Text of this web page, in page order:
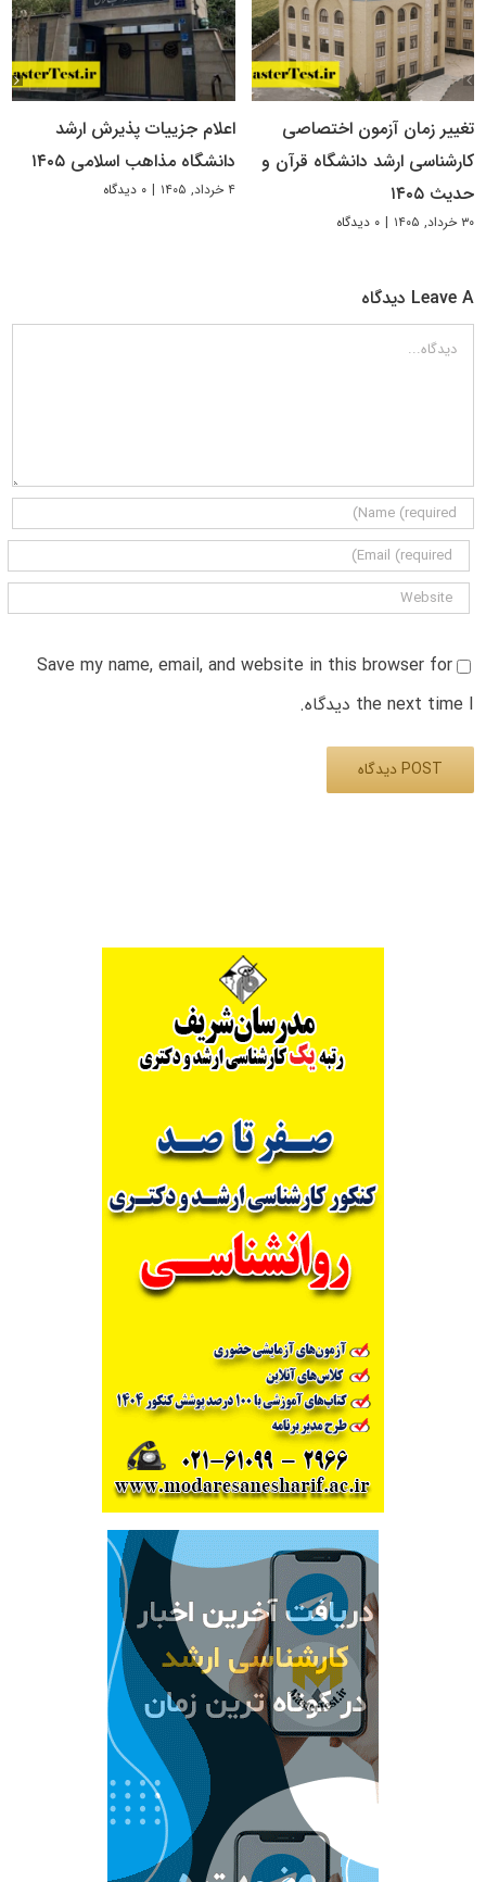
تغییر زمان آزمون اختصاصی
کارشناسی ارشد دانشگاه قرآن و
حدیث ۱۴۰۵
۳۰ خرداد, ۱۴۰۵ | ۰ دیدگاه
اعلام جزییات پذیرش ارشد
دانشگاه مذاهب اسلامی ۱۴۰۵
۴ خرداد, ۱۴۰۵ | ۰ دیدگاه
Leave A دیدگاه
دیدگاه
Save my name, email, and website in this browser for
the next time I دیدگاه.